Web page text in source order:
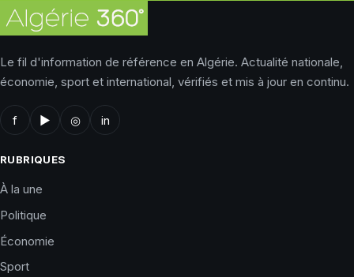
Le fil d'information de référence en Algérie. Actualité nationale,
économie, sport et international, vérifiés et mis à jour en continu.
f ▶ ◎ in
RUBRIQUES
À la une
Politique
Économie
Sport